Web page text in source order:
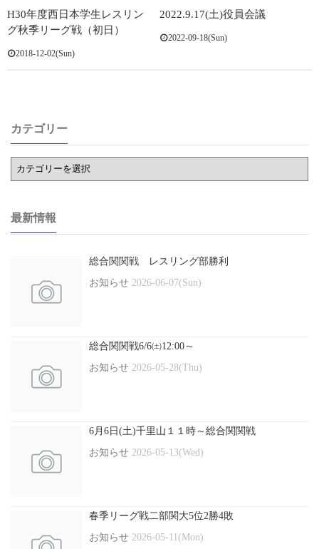
H30年度西日本学生レスリン
グ秋季リーグ戦（初日）
2018-12-02(Sun)
2022.9.17(土)役員会議
2022-09-18(Sun)
カテゴリー
最新情報
総合関関戦 レスリング部勝利
お知らせ 2026-06-07(Sun)
総合関関戦6/6㈯12:00～
お知らせ 2026-05-28(Thu)
6月6日(土)千里山１１時～総合関関戦
お知らせ 2026-05-13(Wed)
春季リーグ戦二部関大5位2勝4敗
お知らせ 2026-05-11(Mon)